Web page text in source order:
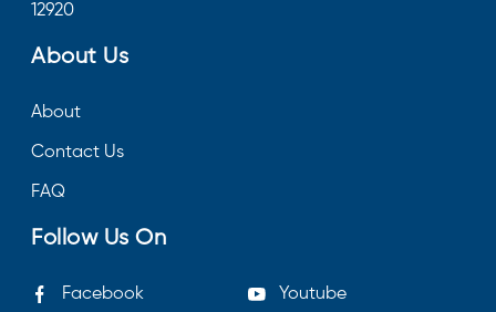
12920
About Us
About
Contact Us
FAQ
Follow Us On
Facebook Youtube